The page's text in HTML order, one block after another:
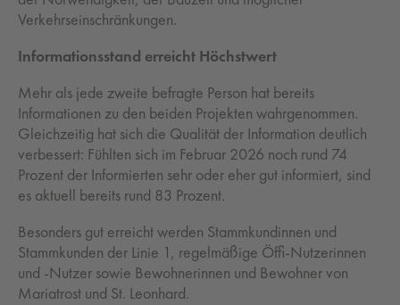
Verkehrseinschränkungen.
Informationsstand erreicht Höchstwert
Mehr als jede zweite befragte Person hat bereits
Informationen zu den beiden Projekten wahrgenommen.
Gleichzeitig hat sich die Qualität der Information deutlich
verbessert: Fühlten sich im Februar 2026 noch rund 74
Prozent der Informierten sehr oder eher gut informiert, sind
es aktuell bereits rund 83 Prozent.
Besonders gut erreicht werden Stammkundinnen und
Stammkunden der Linie 1, regelmäßige Öffi-Nutzerinnen
und -Nutzer sowie Bewohnerinnen und Bewohner von
Mariatrost und St. Leonhard.